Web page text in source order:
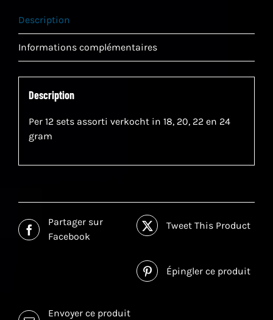
Description
Informations complémentaires
Description
Per 12 sets assorti verkocht in 18, 20, 22 en 24
gram
Partager sur
Facebook
Tweet This Product
Épingler ce produit
Envoyer ce produit